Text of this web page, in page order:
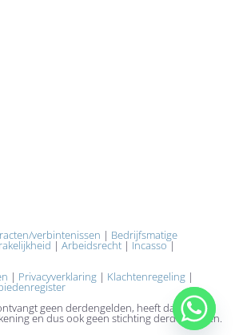
verbintenissen | Bedrijfsmatige
| Arbeidsrecht| Incasso|
| Privacyverklaring| Klachtenregeling|
geen derdengelden, heeft daarom
en dus ook geen stichting derdengelden.